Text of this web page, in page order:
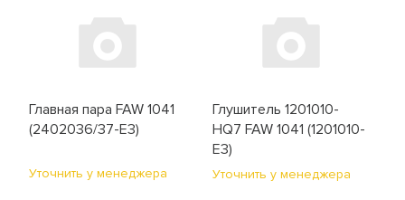
Главная пара FAW 1041
(2402036/37-E3)
Уточнить у менеджера
Глушитель 1201010-
HQ7 FAW 1041 (1201010-
E3)
Уточнить у менеджера